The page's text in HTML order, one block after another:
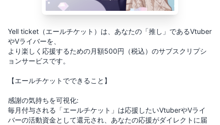
Yell ticket（エールチケット）は、あなたの「推し」であるVtuber
やVライバーを、
より楽しく応援するための月額500円（税込）のサブスクリプシ
ョンサービスです。
【エールチケットでできること】
感謝の気持ちを可視化:
毎月付与される「エールチケット」は応援したいVtuberやVライ
バーの活動資金として還元され、あなたの応援がダイレクトに届